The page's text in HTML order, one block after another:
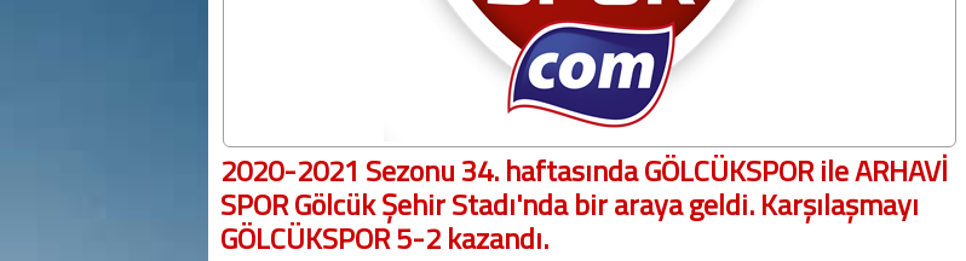
2020-2021 Sezonu 34. haftasında GÖLCÜKSPOR ile ARHAVİ
SPOR Gölcük Şehir Stadı'nda bir araya geldi. Karşılaşmayı
GÖLCÜKSPOR 5-2 kazandı.